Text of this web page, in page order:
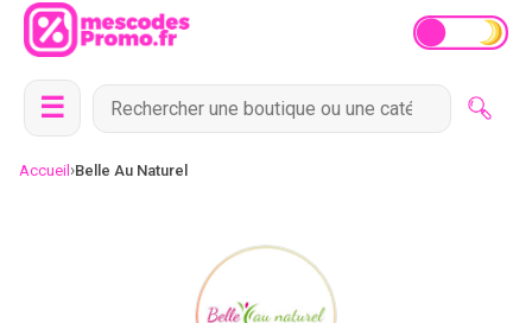
☰
Accueil ›Belle Au Naturel